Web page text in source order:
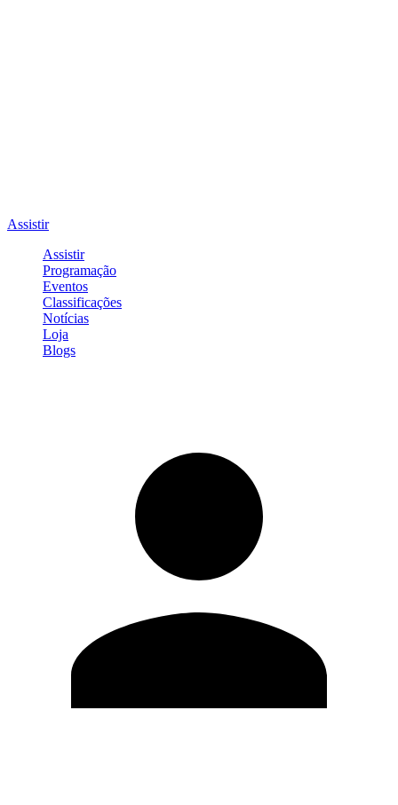
Assistir
Assistir
Programação
Eventos
Classificações
Notícias
Loja
Blogs